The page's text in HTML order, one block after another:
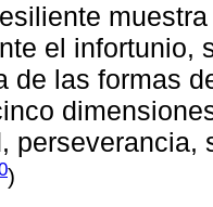
el infortunio,
de las formas
)